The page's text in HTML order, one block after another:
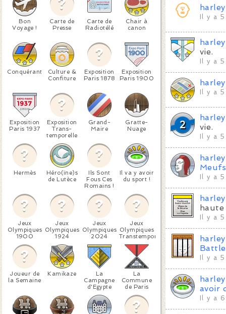
Bon
Voyage !
Carte de
Presse
Carte de
Radiotélé
Chair à
canon
Conquérant
Culture &
Confiture
Exposition
Paris 1878
Exposition
Paris 1900
Exposition
Paris 1937
Exposition
Trans-
temporelle
Grand-
Maire
Gratte-
Nuage
Hermès
Héro(ïne)s
de Lutèce
Ils Sont
Fous Ces
Romains !
Il va y avoir
du sport !
Jeux
Olympiques
1900
Jeux
Olympiques
1924
Jeux
Olympiques
2024
Jeux
Olympiques
Transtemporels
Joueur de
la Semaine
Kamikaze
La
Campagne
d'Egypte
La
Commune
de Paris
Il y a
vie.
Il y a
Il y a
vie.
Il y a
Meufs
Il y a
Il y a
Il y a
avoir
Il y a